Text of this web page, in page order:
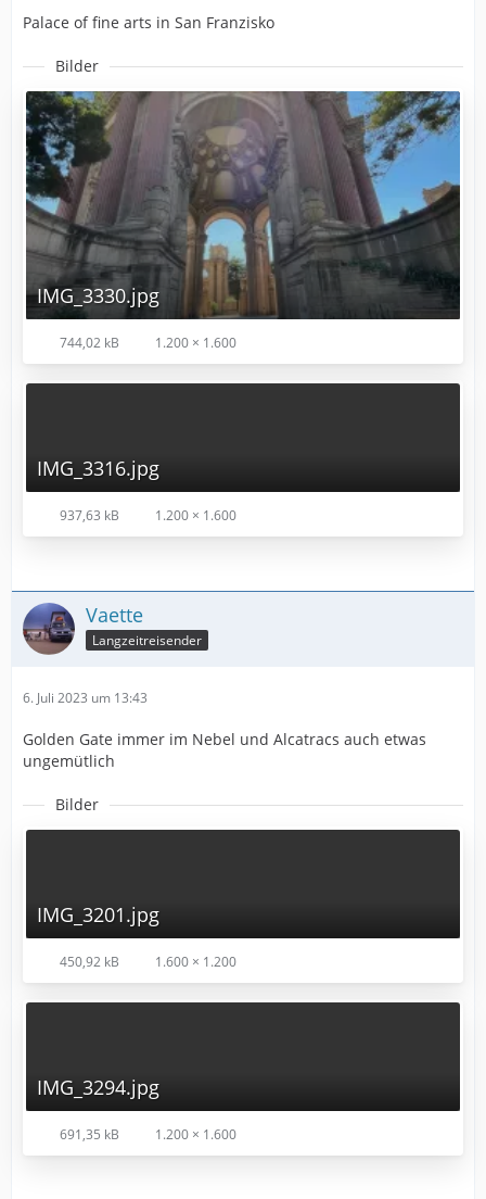
Palace of fine arts in San Franzisko
Bilder
IMG_3330.jpg
744,02 kB 1.200 × 1.600
IMG_3316.jpg
937,63 kB 1.200 × 1.600
Vaette
Langzeitreisender
6. Juli 2023 um 13:43
Golden Gate immer im Nebel und Alcatracs auch etwas
ungemütlich
Bilder
IMG_3201.jpg
450,92 kB 1.600 × 1.200
IMG_3294.jpg
691,35 kB 1.200 × 1.600